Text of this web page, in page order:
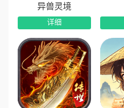
异兽灵境
详细